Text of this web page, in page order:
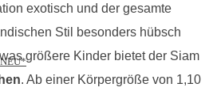
exotisch und der gesamte
Stil besonders hübsch
größere Kinder bietet der Siam
. Ab einer Körpergröße von 1,10